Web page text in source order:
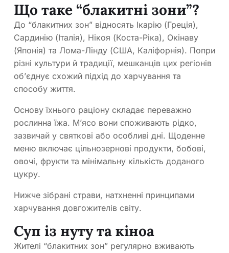
Що таке “блакитні зони”?
До “блакитних зон” відносять Ікарію (Греція),
Сардинію (Італія), Нікоя (Коста-Ріка), Окінаву
(Японія) та Лома-Лінду (США, Каліфорнія). Попри
різні культури й традиції, мешканців цих регіонів
об’єднує схожий підхід до харчування та
способу життя.
Основу їхнього раціону складає переважно
рослинна їжа. М’ясо вони споживають рідко,
зазвичай у святкові або особливі дні. Щоденне
меню включає цільнозернові продукти, бобові,
овочі, фрукти та мінімальну кількість доданого
цукру.
Нижче зібрані страви, натхненні принципами
харчування довгожителів світу.
Суп із нуту та кіноа
Жителі “блакитних зон” регулярно вживають